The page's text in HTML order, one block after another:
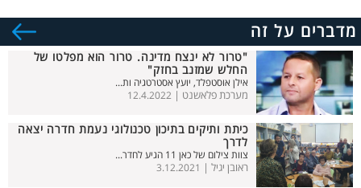
מדברים על זה
"טרור לא ינצח מדינה. טרור הוא מפלטו של
החלש שמזנב בחזק"
אילן אוסטפלד, יועץ אסטרטגיה ות...
מערכת פלאשנט | 12.4.2022
כיתת ותיקים בתיכון טכנולוגי נעמת חדרה יצאה
לדרך
צוות צילום של כאן 11 הגיע לחדר...
ראובן יגיל | 3.12.2021